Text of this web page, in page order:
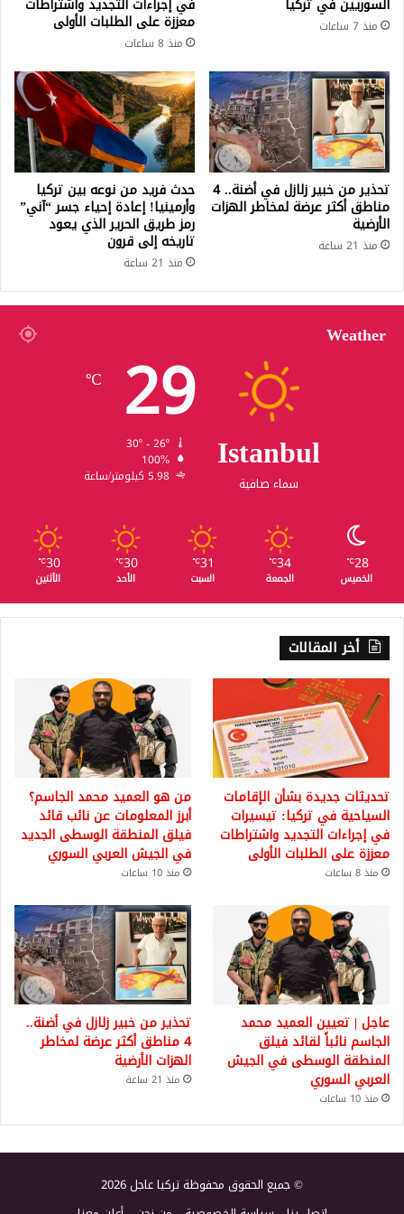
منذ 7 ساعات معززة على الطلبات الأولى
منذ 8 ساعات
تحذير من خبير زلازل في أضنة.. 4
مناطق أكثر عرضة لمخاطر الهزات
الأرضية
منذ 21 ساعة
حدث فريد من نوعه بين تركيا
وأرمينيا! إعادة إحياء جسر “آني”
رمز طريق الحرير الذي يعود
تاريخه إلى قرون
منذ 21 ساعة
Weather
Istanbul
سماء صافية
29
℃
100%
5.98 كيلومتر/ساعة
28
℃
الخميس
34
℃
الجمعة
31
℃
السبت
30
℃
الأحد
30
℃
الأثنين
أخر المقالات
تحديثات جديدة بشأن الإقامات
السياحية في تركيا: تيسيرات
في إجراءات التجديد واشتراطات
معززة على الطلبات الأولى
منذ 8 ساعات
من هو العميد محمد الجاسم؟
أبرز المعلومات عن نائب قائد
فيلق المنطقة الوسطى الجديد
في الجيش العربي السوري
منذ 10 ساعات
عاجل | تعيين العميد محمد
الجاسم نائباً لقائد فيلق
المنطقة الوسطى في الجيش
العربي السوري
منذ 10 ساعات
تحذير من خبير زلازل في أضنة..
4 مناطق أكثر عرضة لمخاطر
الهزات الأرضية
منذ 21 ساعة
© جميع الحقوق محفوظة تركيا عاجل 2026